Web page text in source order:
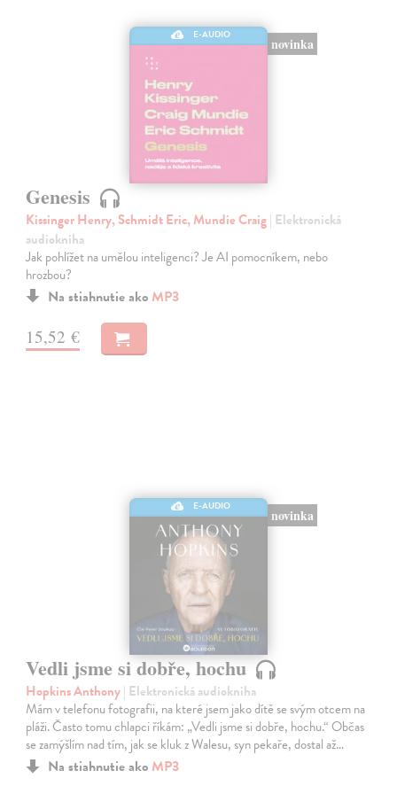
E-AUDIO
novinka
Genesis
Kissinger Henry, Schmidt Eric, Mundie Craig| Elektronická
audiokniha
Jak pohlížet na umělou inteligenci? Je AI pomocníkem, nebo
hrozbou?
Na stiahnutie ako MP3
15,52 €
E-AUDIO
novinka
Vedli jsme si dobře, hochu
Hopkins Anthony| Elektronická audiokniha
Mám v telefonu fotografii, na které jsem jako dítě se svým otcem na
pláži. Často tomu chlapci říkám: „Vedli jsme si dobře, hochu.“ Občas
se zamýšlím nad tím, jak se kluk z Walesu, syn pekaře, dostal až…
Na stiahnutie ako MP3